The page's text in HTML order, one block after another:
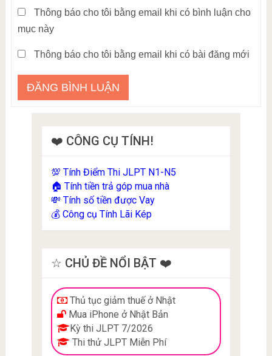
Thông báo cho tôi bằng email khi có bình luận cho
mục này
Thông báo cho tôi bằng email khi có bài đăng mới
❤️ CÔNG CỤ TÍNH!
💯 Tính Điểm Thi JLPT N1-N5
🏠 Tính tiền trả góp mua nhà
💸 Tính số tiền được Vay
💰 Công cụ Tính Lãi Kép
☆ CHỦ ĐỀ NỔI BẬT ❤️
Thủ tục giảm thuế ở Nhật
Mua iPhone ở Nhật Bản
Kỳ thi JLPT 7/2026
Thi thử JLPT Miễn Phí